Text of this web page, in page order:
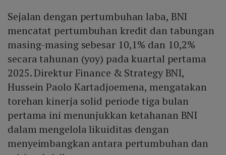
Sejalan dengan pertumbuhan laba, BNI
mencatat pertumbuhan kredit dan tabungan
masing-masing sebesar 10,1% dan 10,2%
secara tahunan (yoy) pada kuartal pertama
2025. Direktur Finance & Strategy BNI,
Hussein Paolo Kartadjoemena, mengatakan
torehan kinerja solid periode tiga bulan
pertama ini menunjukkan ketahanan BNI
dalam mengelola likuiditas dengan
menyeimbangkan antara pertumbuhan dan